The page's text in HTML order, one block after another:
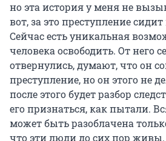
но эта история у меня не
вот, за это преступление
Сейчас есть уникальная
человека освободить. От него
отвернулись, думают, что он
преступление, но он этого не
после этого будет разбор
его признаться, как пытали.
может быть разоблачена
что эти люди до сих пор живы.